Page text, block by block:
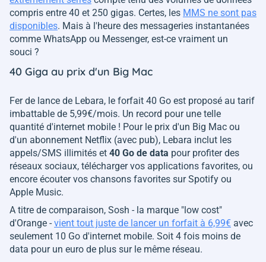
compris entre 40 et 250 gigas. Certes, les MMS ne sont pas
disponibles. Mais à l'heure des messageries instantanées
comme WhatsApp ou Messenger, est-ce vraiment un
souci ?
40 Giga au prix d'un Big Mac
Fer de lance de Lebara, le forfait 40 Go est proposé au tarif
imbattable de 5,99€/mois. Un record pour une telle
quantité d'internet mobile ! Pour le prix d'un Big Mac ou
d'un abonnement Netflix (avec pub), Lebara inclut les
appels/SMS illimités et 40 Go de data pour profiter des
réseaux sociaux, télécharger vos applications favorites, ou
encore écouter vos chansons favorites sur Spotify ou
Apple Music.
A titre de comparaison, Sosh - la marque "low cost"
d'Orange - vient tout juste de lancer un forfait à 6,99€ avec
seulement 10 Go d'internet mobile. Soit 4 fois moins de
data pour un euro de plus sur le même réseau.